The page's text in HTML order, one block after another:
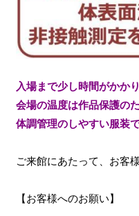
入場まで少し時間がかか
会場の温度は作品保護の
体調管理のしやすい服装
ご来館にあたって、お客
【お客様へのお願い】